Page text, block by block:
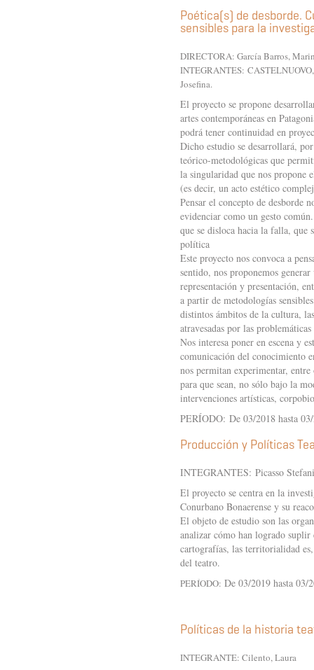
Poética(s) de desborde.
sensibles para la
DIRECTORA: García Barros,
INTEGRANTES:
Josefina.
El proyecto se propone
artes contemporáneas en
podrá tener continuidad en
Dicho estudio se desarrollará,
teórico-metodológicas que
la singularidad que nos propone
(es decir, un acto estético
Pensar el concepto de desborde
evidenciar como un gesto
que se disloca hacia la falla, que
política
Este proyecto nos convoca a
sentido, nos proponemos
representación y presentación,
a partir de metodologías
distintos ámbitos de la cultura,
atravesadas por las
Nos interesa poner en escena y
comunicación del conocimiento
nos permitan experimentar,
para que sean, no sólo bajo la
intervenciones artísticas,
PERÍODO: De 03/2018 hasta
Producción y Políticas
INTEGRANTES: Picasso
El proyecto se centra en la
Conurbano Bonaerense y su
El objeto de estudio son las
analizar cómo han logrado suplir
cartografías, las territorialidad
del teatro.
PERÍODO: De 03/2019 hasta 03/
Políticas de la historia
INTEGRANTE: Cilento, Laura